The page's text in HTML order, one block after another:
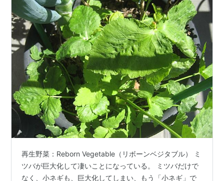
再生野菜：Reborn Vegetable（リボーンベジタブル） ミ
ツバが巨大化して凄いことになっている。 ミツバだけで
なく、小ネギも、巨大化してしまい、もう「小ネギ」で